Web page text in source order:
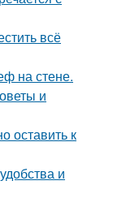
всё
на стене.
и
оставить к
и